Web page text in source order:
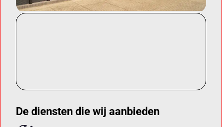
De diensten die wij aanbieden